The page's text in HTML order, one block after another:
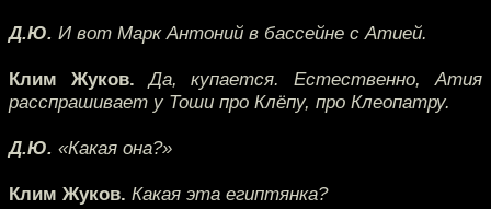
Д.Ю. И вот Марк Антоний в бассейне с Атией.
Клим Жуков. Да, купается. Естественно, Атия
расспрашивает у Тоши про Клёпу, про Клеопатру.
Д.Ю. «Какая она?»
Клим Жуков. Какая эта египтянка?